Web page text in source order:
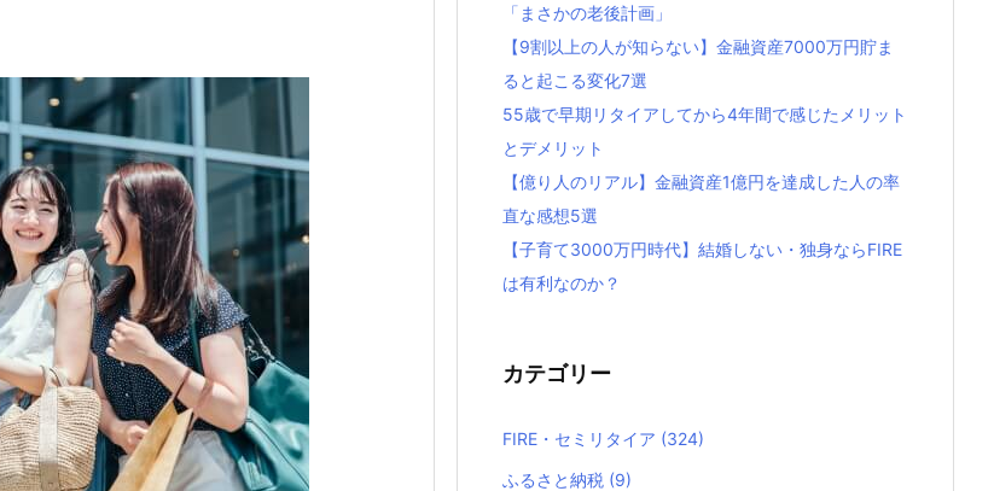
「まさかの老後計画」
【9割以上の人が知らない】金融資産7000万円貯ま
ると起こる変化7選
55歳で早期リタイアしてから4年間で感じたメリット
とデメリット
【億り人のリアル】金融資産1億円を達成した人の率
直な感想5選
【子育て3000万円時代】結婚しない・独身ならFIRE
は有利なのか？
カテゴリー
FIRE・セミリタイア (324)
ふるさと納税 (9)